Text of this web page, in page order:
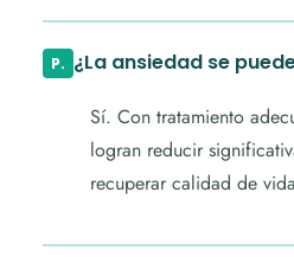
¿La ansiedad se
Sí. Con tratamiento
logran reducir
recuperar calidad de